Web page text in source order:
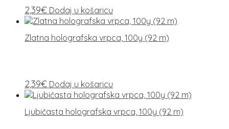
2,39€ Dodaj u košaricu
Zlatna holografska vrpca, 100y (92 m)
2,39€ Dodaj u košaricu
Ljubičasta holografska vrpca, 100y (92 m)